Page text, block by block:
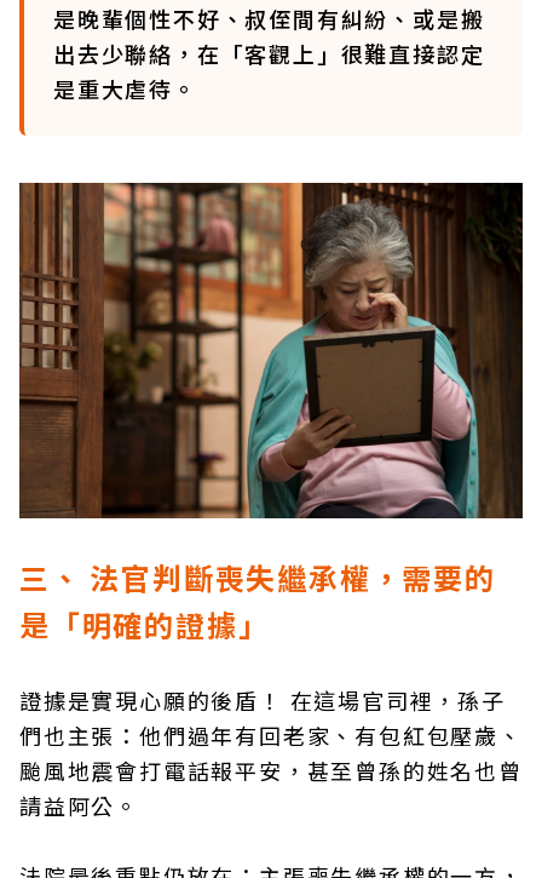
是晚輩個性不好、叔侄間有糾紛、或是搬
出去少聯絡，在「客觀上」很難直接認定
是重大虐待。
三、 法官判斷喪失繼承權，需要的
是「明確的證據」
證據是實現心願的後盾！ 在這場官司裡，孫子
們也主張：他們過年有回老家、有包紅包壓歲、
颱風地震會打電話報平安，甚至曾孫的姓名也曾
請益阿公。